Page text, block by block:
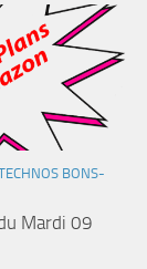
BONS-
Mardi 09